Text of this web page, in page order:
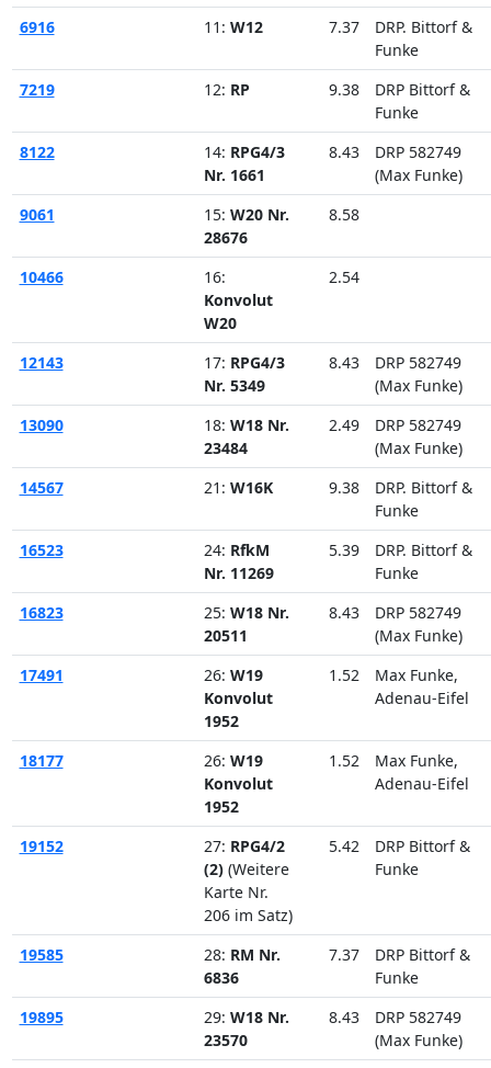
6916 11: W12 7.37
DRP. Bittorf &
Funke
7219
12: RP 9.38
DRP Bittorf &
Funke
8122 14: RPG4/3
Nr. 1661
8.43
DRP 582749
(Max Funke)
9061 15: W20 Nr.
28676
8.58
10466
16:
Konvolut
W20
2.54
12143 17: RPG4/3
Nr. 5349
8.43
DRP 582749
(Max Funke)
13090 18: W18 Nr.
23484
2.49
DRP 582749
(Max Funke)
14567 21: W16K 9.38
DRP. Bittorf &
Funke
16523 24: RfkM
Nr. 11269
5.39
DRP. Bittorf &
Funke
16823 25: W18 Nr.
20511
8.43
DRP 582749
(Max Funke)
17491 26: W19
Konvolut
1952
1.52
Max Funke,
Adenau-Eifel
18177 26: W19
Konvolut
1952
1.52
Max Funke,
Adenau-Eifel
19152 27: RPG4/2
(2) (Weitere
Karte Nr.
206 im Satz)
5.42
DRP Bittorf &
Funke
19585 28: RM Nr.
6836
7.37
DRP Bittorf &
Funke
19895 29: W18 Nr.
23570
8.43
DRP 582749
(Max Funke)